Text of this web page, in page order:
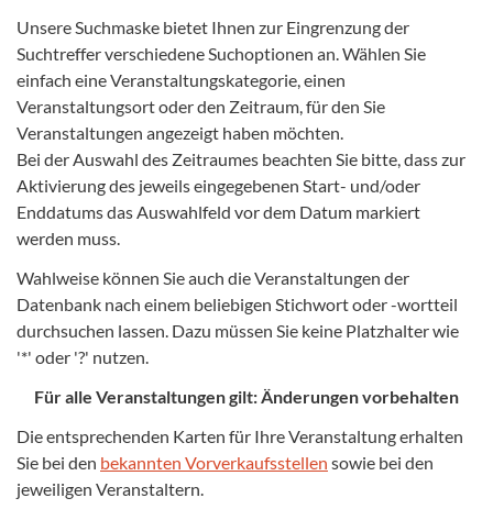
Unsere Suchmaske bietet Ihnen zur Eingrenzung der
Suchtreffer verschiedene Suchoptionen an. Wählen Sie
einfach eine Veranstaltungskategorie, einen
Veranstaltungsort oder den Zeitraum, für den Sie
Veranstaltungen angezeigt haben möchten.
Bei der Auswahl des Zeitraumes beachten Sie bitte, dass zur
Aktivierung des jeweils eingegebenen Start- und/oder
Enddatums das Auswahlfeld vor dem Datum markiert
werden muss.
Wahlweise können Sie auch die Veranstaltungen der
Datenbank nach einem beliebigen Stichwort oder -wortteil
durchsuchen lassen. Dazu müssen Sie keine Platzhalter wie
'*' oder '?' nutzen.
Für alle Veranstaltungen gilt: Änderungen vorbehalten
Die entsprechenden Karten für Ihre Veranstaltung erhalten
Sie bei den bekannten Vorverkaufsstellen sowie bei den
jeweiligen Veranstaltern.